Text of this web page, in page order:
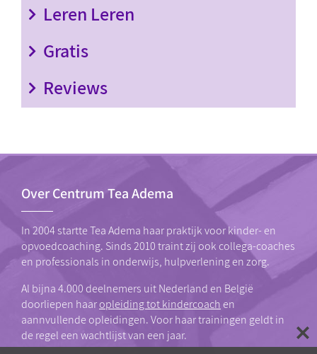
Leren Leren
Gratis
Reviews
Over Centrum Tea Adema
In 2004 startte Tea Adema haar praktijk voor kinder- en
opvoedcoaching. Sinds 2010 traint zij ook collega-coaches
en professionals in onderwijs, hulpverlening en zorg.
Al bijna 4.000 deelnemers uit Nederland en België
doorliepen haaropleiding tot kindercoachen
aannvullende opleidingen. Voor haar trainingen geldt in
de regel een wachtlijst van een jaar.